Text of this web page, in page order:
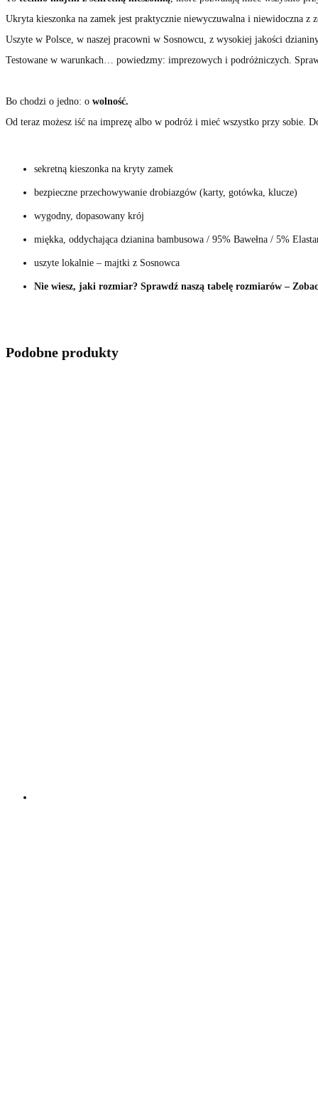
Ukryta kieszonka na zamek jest praktycznie niewyczuwalna i niewidoczna z
Uszyte w Polsce, w naszej pracowni w Sosnowcu, z wysokiej jakości
Testowane w warunkach… powiedzmy: imprezowych i podróżniczych.
Bo chodzi o jedno: o wolność.
Od teraz możesz iść na imprezę albo w podróż i mieć wszystko przy sobie.
sekretną kieszonka na kryty zamek
bezpieczne przechowywanie drobiazgów (karty, gotówka, klucze)
wygodny, dopasowany krój
miękka, oddychająca dzianina bambusowa / 95% Bawełna / 5%
uszyte lokalnie – majtki z Sosnowca
Nie wiesz, jaki rozmiar? Sprawdź naszą tabelę rozmiarów –
Podobne produkty